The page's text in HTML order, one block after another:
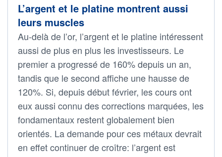
L’argent et le platine montrent aussi
leurs muscles
Au-delà de l’or, l’argent et le platine intéressent
aussi de plus en plus les investisseurs. Le
premier a progressé de 160% depuis un an,
tandis que le second affiche une hausse de
120%. Si, depuis début février, les cours ont
eux aussi connu des corrections marquées, les
fondamentaux restent globalement bien
orientés. La demande pour ces métaux devrait
en effet continuer de croître: l’argent est